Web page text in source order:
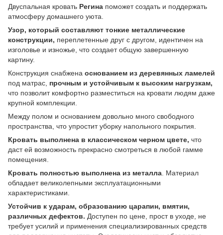
Двуспальная кровать Регина поможет создать и поддержать
атмосферу домашнего уюта.
Узор, который составляют тонкие металлические
конструкции, переплетенные друг с другом, идентичен на
изголовье и изножье, что создает общую завершенную
картину.
Конструкция снабжена основанием из деревянных ламелей
под матрас, прочным и устойчивым к высоким нагрузкам,
что позволит комфортно разместиться на кровати людям даже
крупной комплекции.
Между полом и основанием довольно много свободного
пространства, что упростит уборку напольного покрытия.
Кровать выполнена в классическом черном цвете, что
даст ей возможность прекрасно смотреться в любой гамме
помещения.
Кровать полностью выполнена из металла . Материал
обладает великолепными эксплуатационными
характеристиками.
Устойчив к ударам, образованию царапин, вмятин,
различных дефектов. Доступен по цене, прост в уходе, не
требует усилий и применения специализированных средств